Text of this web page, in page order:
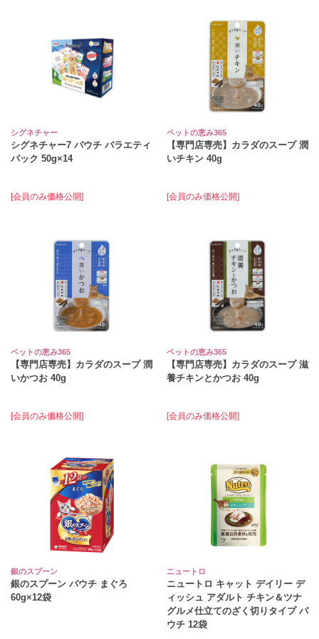
シグネチャー
シグネチャー7 パウチ バラエティ
パック 50g×14
[会員のみ価格公開]
ペットの恵み365
【専門店専売】カラダのスープ 潤
いチキン 40g
[会員のみ価格公開]
ペットの恵み365
【専門店専売】カラダのスープ 潤
いかつお 40g
[会員のみ価格公開]
ペットの恵み365
【専門店専売】カラダのスープ 滋
養チキンとかつお 40g
[会員のみ価格公開]
銀のスプーン
銀のスプーン パウチ まぐろ
60g×12袋
ニュートロ
ニュートロ キャット デイリー デ
ィッシュ アダルト チキン＆ツナ
グルメ仕立てのざく切りタイプ パ
ウチ 12袋